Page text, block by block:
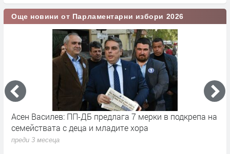
Още новини от Парламентарни избори 2026
Асен Василев: ПП-ДБ предлага 7 мерки в подкрепа на
семействата с деца и младите хора
преди 3 месеца